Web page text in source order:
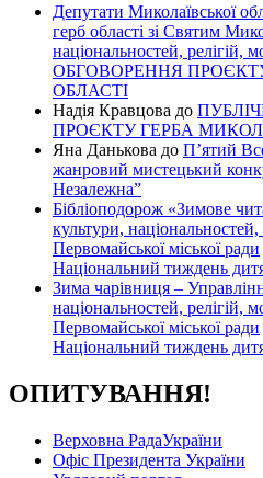
Депутати Миколаївської
герб області зі Святим
національностей, релігій,
ОБГОВОРЕННЯ
ОБЛАСТІ
Надія Кравцова до
ПРОЄКТУ ГЕРБА
Яна Данькова до П’ятий
жанровий мистецький
Незалежна”
Бібліоподорож «Зимове
культури, національностей,
Первомайської міської ради
Національний тиждень
Зима чарівниця –
національностей, релігій,
Первомайської міської ради
Національний тиждень
ОПИТУВАННЯ!
Верховна РадаУкраїни
Офіс Президента України